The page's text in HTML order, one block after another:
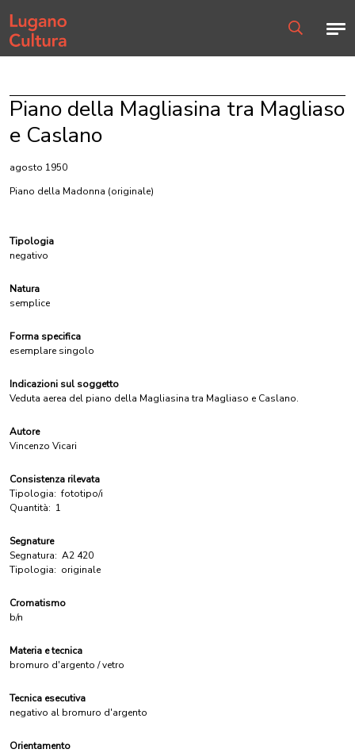
Home page
Piano della Magliasina tra Magliaso
e Caslano
agosto 1950
Piano della Madonna (originale)
Tipologia
negativo
Natura
semplice
Forma specifica
esemplare singolo
Indicazioni sul soggetto
Veduta aerea del piano della Magliasina tra Magliaso e Caslano.
Autore
Vincenzo Vicari
Consistenza rilevata
Tipologia: fototipo/i
Quantità: 1
Segnature
Segnatura: A2 420
Tipologia: originale
Cromatismo
b/n
Materia e tecnica
bromuro d'argento / vetro
Tecnica esecutiva
negativo al bromuro d'argento
Orientamento